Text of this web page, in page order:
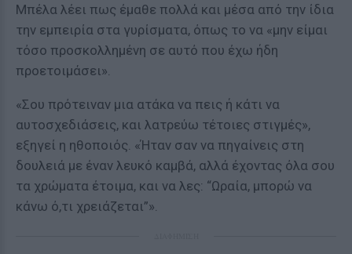
Μπέλα λέει πως έμαθε πολλά και μέσα από την ίδια
την εμπειρία στα γυρίσματα, όπως το να «μην είμαι
τόσο προσκολλημένη σε αυτό που έχω ήδη
προετοιμάσει».
«Σου πρότειναν μια ατάκα να πεις ή κάτι να
αυτοσχεδιάσεις, και λατρεύω τέτοιες στιγμές»,
εξηγεί η ηθοποιός. «Ήταν σαν να πηγαίνεις στη
δουλειά με έναν λευκό καμβά, αλλά έχοντας όλα σου
τα χρώματα έτοιμα, και να λες: “Ωραία, μπορώ να
κάνω ό,τι χρειάζεται”».